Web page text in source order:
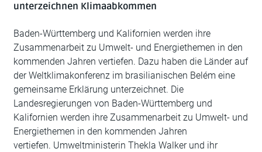
unterzeichnen Klimaabkommen
Baden-Württemberg und Kalifornien werden ihre
Zusammenarbeit zu Umwelt- und Energiethemen in den
kommenden Jahren vertiefen. Dazu haben die Länder auf
der Weltklimakonferenz im brasilianischen Belém eine
gemeinsame Erklärung unterzeichnet. Die
Landesregierungen von Baden-Württemberg und
Kalifornien werden ihre Zusammenarbeit zu Umwelt- und
Energiethemen in den kommenden Jahren
vertiefen. Umweltministerin Thekla Walker und ihr